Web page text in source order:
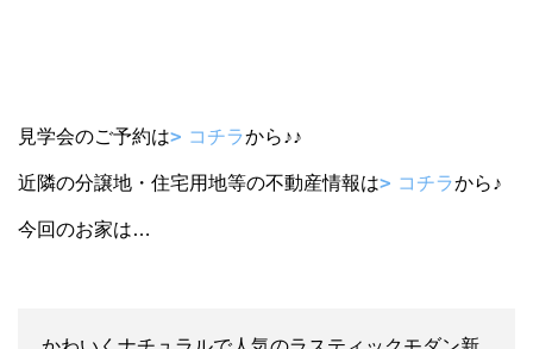
見学会のご予約は コチラから♪♪
近隣の分譲地・住宅用地等の不動産情報は コチラから♪
今回のお家は…